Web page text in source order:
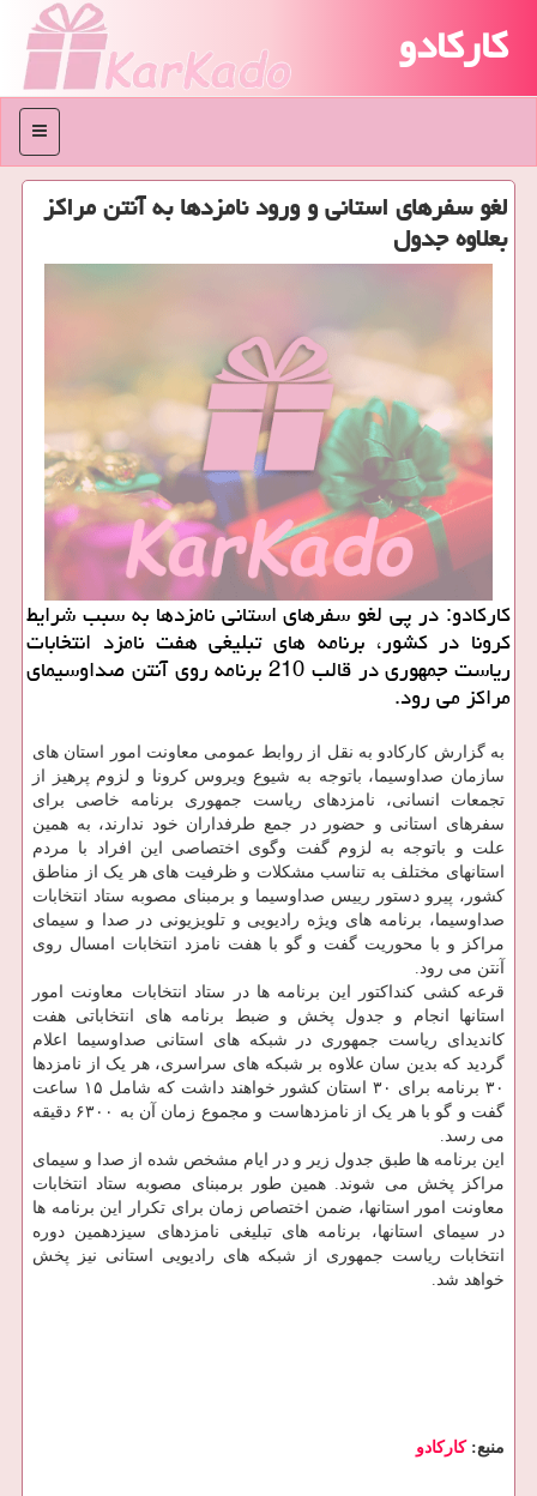
کارکادو
منو
لغو سفرهای استانی و ورود نامزدها به آنتن مراكز
بعلاوه جدول
کارکادو: در پی لغو سفرهای استانی نامزدها به سبب شرایط
کرونا در کشور، برنامه های تبلیغی هفت نامزد انتخابات
ریاست جمهوری در قالب 210 برنامه روی آنتن صداوسیمای
مراکز می رود.
به گزارش کارکادو به نقل از روابط عمومی معاونت امور استان های
سازمان صداوسیما، باتوجه به شیوع ویروس کرونا و لزوم پرهیز از
تجمعات انسانی، نامزدهای ریاست جمهوری برنامه خاصی برای
سفرهای استانی و حضور در جمع طرفداران خود ندارند، به همین
علت و باتوجه به لزوم گفت وگوی اختصاصی این افراد با مردم
استانهای مختلف به تناسب مشکلات و ظرفیت های هر یک از مناطق
کشور، پیرو دستور رییس صداوسیما و برمبنای مصوبه ستاد انتخابات
صداوسیما، برنامه های ویژه رادیویی و تلویزیونی در صدا و سیمای
مراکز و با محوریت گفت و گو با هفت نامزد انتخابات امسال روی
آنتن می رود.
قرعه کشی کنداکتور این برنامه ها در ستاد انتخابات معاونت امور
استانها انجام و جدول پخش و ضبط برنامه های انتخاباتی هفت
کاندیدای ریاست جمهوری در شبکه های استانی صداوسیما اعلام
گردید که بدین سان علاوه بر شبکه های سراسری، هر یک از نامزدها
۳۰ برنامه برای ۳۰ استان کشور خواهند داشت که شامل ۱۵ ساعت
گفت و گو با هر یک از نامزدهاست و مجموع زمان آن به ۶۳۰۰ دقیقه
می رسد.
این برنامه ها طبق جدول زیر و در ایام مشخص شده از صدا و سیمای
مراکز پخش می شوند. همین طور برمبنای مصوبه ستاد انتخابات
معاونت امور استانها، ضمن اختصاص زمان برای تکرار این برنامه ها
در سیمای استانها، برنامه های تبلیغی نامزدهای سیزدهمین دوره
انتخابات ریاست جمهوری از شبکه های رادیویی استانی نیز پخش
خواهد شد.
منبع:كاركادو